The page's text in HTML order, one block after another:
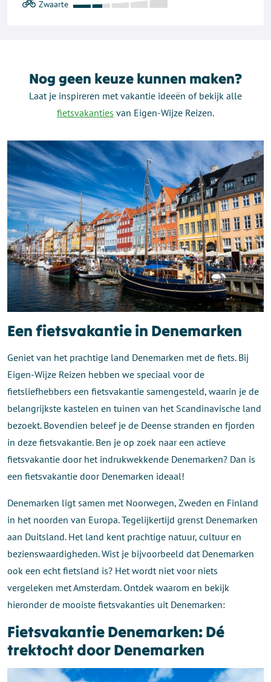
Nog geen keuze kunnen maken?
Laat je inspireren met vakantie ideeën of bekijk alle
fietsvakanties van Eigen-Wijze Reizen.
Een fietsvakantie in Denemarken
Geniet van het prachtige land Denemarken met de fiets. Bij
Eigen-Wijze Reizen hebben we speciaal voor de
fietsliefhebbers een fietsvakantie samengesteld, waarin je de
belangrijkste kastelen en tuinen van het Scandinavische land
bezoekt. Bovendien beleef je de Deense stranden en fjorden
in deze fietsvakantie. Ben je op zoek naar een actieve
fietsvakantie door het indrukwekkende Denemarken? Dan is
een fietsvakantie door Denemarken ideaal!
Denemarken ligt samen met Noorwegen, Zweden en Finland
in het noorden van Europa. Tegelijkertijd grenst Denemarken
aan Duitsland. Het land kent prachtige natuur, cultuur en
bezienswaardigheden. Wist je bijvoorbeeld dat Denemarken
ook een echt fietsland is? Het wordt niet voor niets
vergeleken met Amsterdam. Ontdek waarom en bekijk
hieronder de mooiste fietsvakanties uit Denemarken:
Fietsvakantie Denemarken: Dé
trektocht door Denemarken